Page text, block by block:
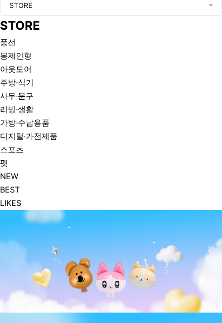
STORE
STORE
풍선
봉제인형
아웃도어
주방·식기
사무·문구
리빙·생활
가방·수납용품
디지털·가전제품
스포츠
펫
NEW
BEST
LIKES